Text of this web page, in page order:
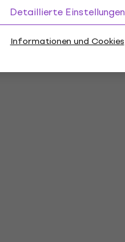
Detaillierte Einstellungen
Informationen und Cookies